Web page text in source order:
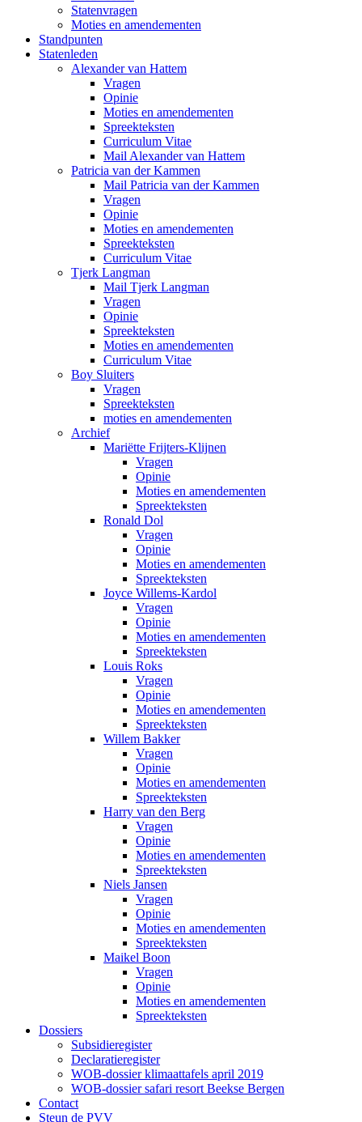
Statenvragen
Moties en amendementen
Standpunten
Statenleden
Alexander van Hattem
Vragen
Opinie
Moties en amendementen
Spreekteksten
Curriculum Vitae
Mail Alexander van Hattem
Patricia van der Kammen
Mail Patricia van der Kammen
Vragen
Opinie
Moties en amendementen
Spreekteksten
Curriculum Vitae
Tjerk Langman
Mail Tjerk Langman
Vragen
Opinie
Spreekteksten
Moties en amendementen
Curriculum Vitae
Boy Sluiters
Vragen
Spreekteksten
moties en amendementen
Archief
Mariëtte Frijters-Klijnen
Vragen
Opinie
Moties en amendementen
Spreekteksten
Ronald Dol
Vragen
Opinie
Moties en amendementen
Spreekteksten
Joyce Willems-Kardol
Vragen
Opinie
Moties en amendementen
Spreekteksten
Louis Roks
Vragen
Opinie
Moties en amendementen
Spreekteksten
Willem Bakker
Vragen
Opinie
Moties en amendementen
Spreekteksten
Harry van den Berg
Vragen
Opinie
Moties en amendementen
Spreekteksten
Niels Jansen
Vragen
Opinie
Moties en amendementen
Spreekteksten
Maikel Boon
Vragen
Opinie
Moties en amendementen
Spreekteksten
Dossiers
Subsidieregister
Declaratieregister
WOB-dossier klimaattafels april 2019
WOB-dossier safari resort Beekse Bergen
Contact
Steun de PVV